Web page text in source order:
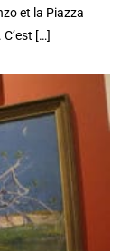
et la Piazza
[…]